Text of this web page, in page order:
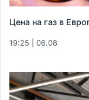
Цена на газ в
19:25 | 06.08